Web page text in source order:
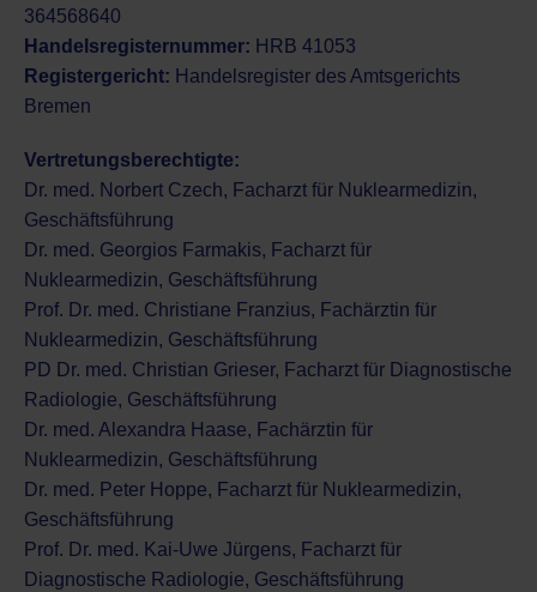
364568640
Handelsregisternummer: HRB 41053
Registergericht: Handelsregister des Amtsgerichts
Bremen
Vertretungsberechtigte:
Dr. med. Norbert Czech, Facharzt für Nuklearmedizin,
Geschäftsführung
Dr. med. Georgios Farmakis, Facharzt für
Nuklearmedizin, Geschäftsführung
Prof. Dr. med. Christiane Franzius, Fachärztin für
Nuklearmedizin, Geschäftsführung
PD Dr. med. Christian Grieser, Facharzt für Diagnostische
Radiologie, Geschäftsführung
Dr. med. Alexandra Haase, Fachärztin für
Nuklearmedizin, Geschäftsführung
Dr. med. Peter Hoppe, Facharzt für Nuklearmedizin,
Geschäftsführung
Prof. Dr. med. Kai-Uwe Jürgens, Facharzt für
Diagnostische Radiologie, Geschäftsführung